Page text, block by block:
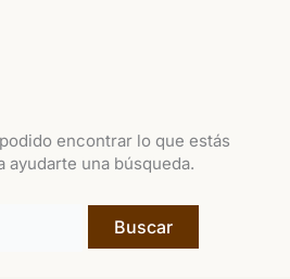
encontrar lo que estás
ayudarte una búsqueda.